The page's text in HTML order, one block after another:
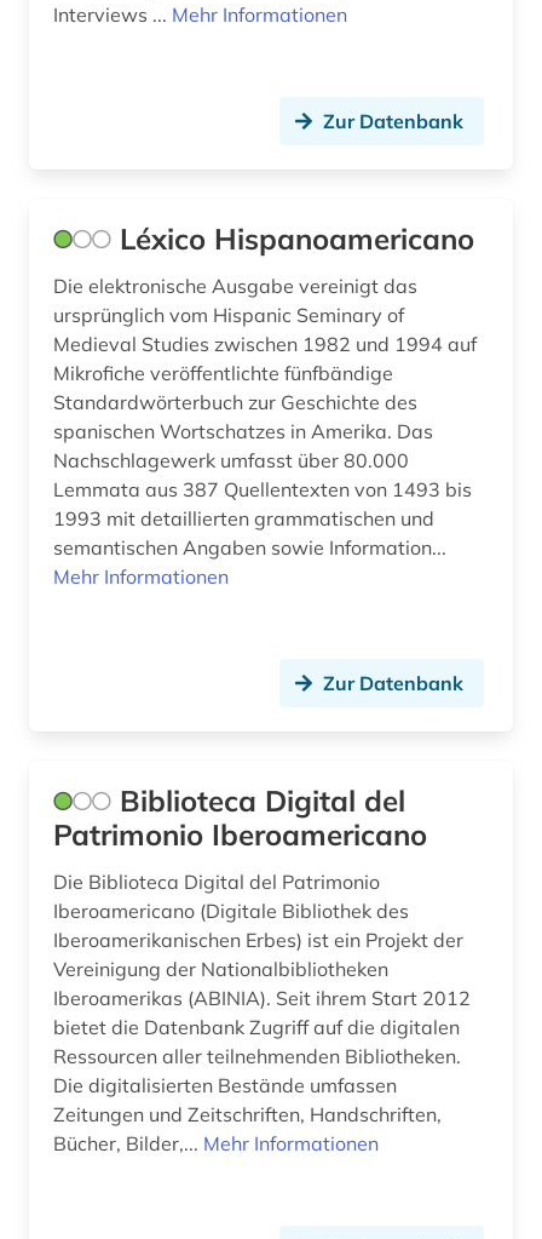
zwangsvertreibung (1)
öffentliche sozialausgaben (1)
Interviews ... Mehr Informationen
Zur Datenbank
Léxico Hispanoamericano
Die elektronische Ausgabe vereinigt das
ursprünglich vom Hispanic Seminary of
Medieval Studies zwischen 1982 und 1994 auf
Mikrofiche veröffentlichte fünfbändige
Standardwörterbuch zur Geschichte des
spanischen Wortschatzes in Amerika. Das
Nachschlagewerk umfasst über 80.000
Lemmata aus 387 Quellentexten von 1493 bis
1993 mit detaillierten grammatischen und
semantischen Angaben sowie Information...
Mehr Informationen
Zur Datenbank
Biblioteca Digital del
Patrimonio Iberoamericano
Die Biblioteca Digital del Patrimonio
Iberoamericano (Digitale Bibliothek des
Iberoamerikanischen Erbes) ist ein Projekt der
Vereinigung der Nationalbibliotheken
Iberoamerikas (ABINIA). Seit ihrem Start 2012
bietet die Datenbank Zugriff auf die digitalen
Ressourcen aller teilnehmenden Bibliotheken.
Die digitalisierten Bestände umfassen
Zeitungen und Zeitschriften, Handschriften,
Bücher, Bilder,... Mehr Informationen